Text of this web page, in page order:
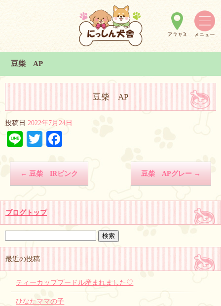
豆柴 AP
豆柴 AP
投稿日 2022年7月24日
LineTwitter
← 豆柴 IRピンク 豆柴 APグレー →
ブログトップ
最近の投稿
ティーカッププードル産まれました♡
ひなたママの子